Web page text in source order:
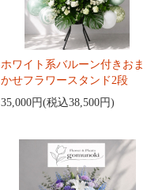
ホワイト系バルーン付きおま
かせフラワースタンド2段
35,000円(税込38,500円)